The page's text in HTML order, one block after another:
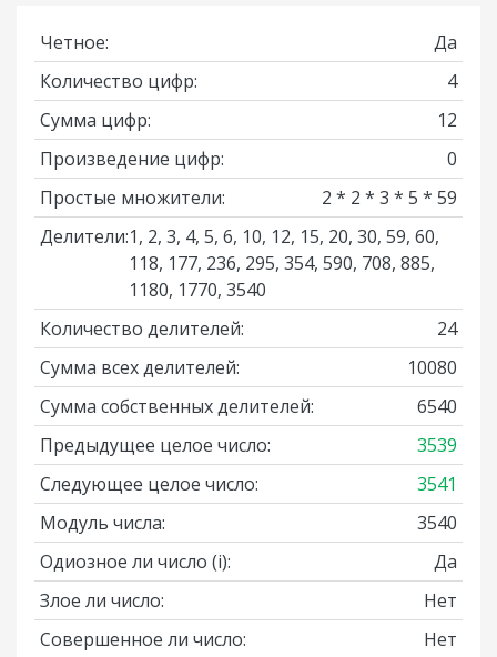
Четное:
Да
Количество цифр:
4
Сумма цифр:
12
Произведение цифр:
0
Простые множители:
2 * 2 * 3 * 5 * 59
Делители:1, 2, 3, 4, 5, 6, 10, 12, 15, 20, 30, 59, 60,
118, 177, 236, 295, 354, 590, 708, 885,
1180, 1770, 3540
Количество делителей:
24
Сумма всех делителей:
10080
Сумма собственных делителей:
6540
Предыдущее целое число:
3539
Следующее целое число:
3541
Модуль числа:
3540
Одиозное ли число (i):
Да
Злое ли число:
Нет
Совершенное ли число:
Нет